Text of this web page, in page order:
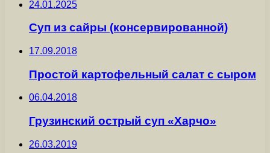
24.01.2025
Суп из сайры (консервированной)
17.09.2018
Простой картофельный салат с сыром
06.04.2018
Грузинский острый суп «Харчо»
26.03.2019